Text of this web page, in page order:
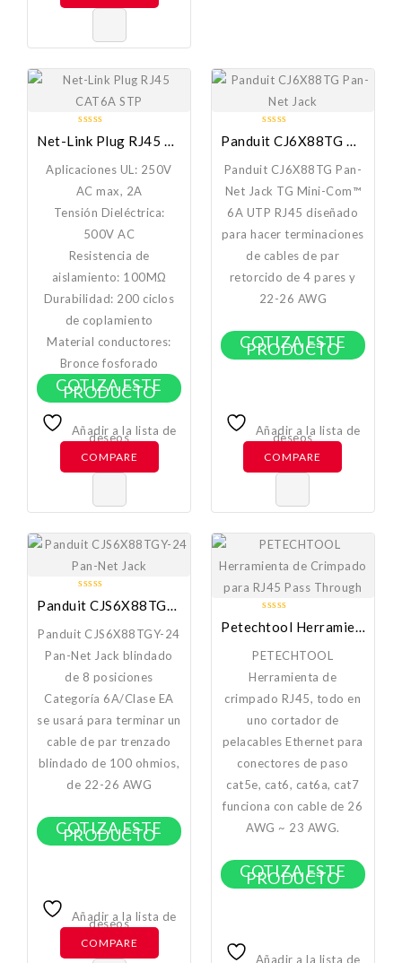
Net-Link Plug RJ45 CAT6A STP
of
Aplicaciones UL: 250V
AC max, 2A
Tensión Dieléctrica:
500V AC
Resistencia de
aislamiento: 100MΩ
Durabilidad: 200 ciclos
de coplamiento
Material conductores:
Bronce fosforado
COTIZA ESTE
PRODUCTO
Añadir a la lista de
deseos
COMPARE
Panduit CJ6X88TG Pan-Net Jack
0
of
Panduit CJ6X88TG Pan-
Net Jack TG Mini-Com™
6A UTP RJ45 diseñado
para hacer terminaciones
de cables de par
retorcido de 4 pares y
22-26 AWG
COTIZA ESTE
PRODUCTO
Añadir a la lista de
deseos
COMPARE
Panduit CJS6X88TGY-24 Pan-Net Jack
0
of
Panduit CJS6X88TGY-24
Pan-Net Jack blindado
de 8 posiciones
Categoría 6A/Clase EA
se usará para terminar un
cable de par trenzado
blindado de 100 ohmios,
de 22-26 AWG
COTIZA ESTE
PRODUCTO
Añadir a la lista de
deseos
COMPARE
Petechtool Herramienta De Crimpado Para RJ45 Pass Through
0
of
PETECHTOOL
Herramienta de
crimpado RJ45, todo en
uno cortador de
pelacables Ethernet para
conectores de paso
cat5e, cat6, cat6a, cat7
funciona con cable de 26
AWG ~ 23 AWG.
COTIZA ESTE
PRODUCTO
Añadir a la lista de